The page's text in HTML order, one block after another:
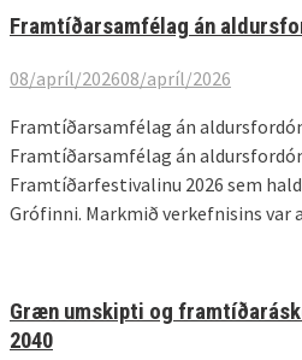
Framtíðarsamfélag án
08/apríl/202608/apríl/2026
Framtíðarsamfélag án
Framtíðarsamfélag án
Framtíðarfestivalinu 2026 sem
Grófinni. Markmið verkefnisins var
Græn umskipti og
2040